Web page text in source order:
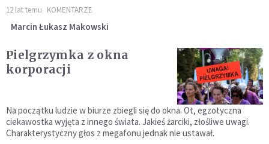
12 lat temu KOMENTARZE
Marcin Łukasz Makowski
Pielgrzymka z okna
korporacji
Na początku ludzie w biurze zbiegli się do okna. Ot, egzotyczna
ciekawostka wyjęta z innego świata. Jakieś żarciki, złośliwe uwagi.
Charakterystyczny głos z megafonu jednak nie ustawał.